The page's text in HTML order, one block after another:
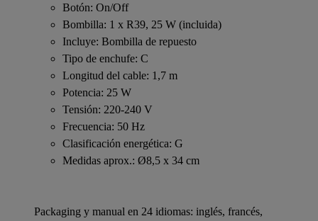
Botón: On/Off
Bombilla: 1 x R39, 25 W (incluida)
Incluye: Bombilla de repuesto
Tipo de enchufe: C
Longitud del cable: 1,7 m
Potencia: 25 W
Tensión: 220-240 V
Frecuencia: 50 Hz
Clasificación energética: G
Medidas aprox.: Ø8,5 x 34 cm
Packaging y manual en 24 idiomas: inglés, francés,